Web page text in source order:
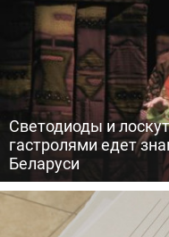
Светодиоды и
гастролями едет
Беларуси